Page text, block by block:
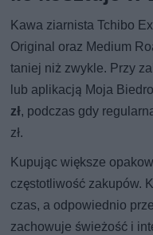
Kawa ziarnista Tchibo
Original oraz Medium
taniej niż zwykle. Przy
lub aplikacją Moja
zł, podczas gdy
zł.
Kupując większe
częstotliwość zakupów.
czas, a odpowiednio
zachowuje świeżość i